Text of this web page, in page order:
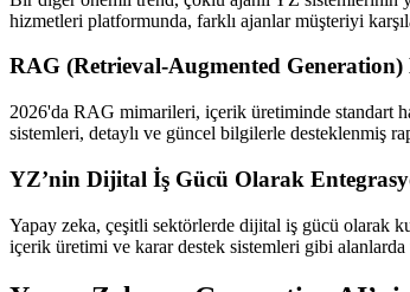
hizmetleri platformunda, farklı ajanlar müşteriyi
RAG (Retrieval-Augmented
2026'da RAG mimarileri, içerik üretiminde standart
sistemleri, detaylı ve güncel bilgilerle desteklenmiş
YZ’nin Dijital İş Gücü Olarak
Yapay zeka, çeşitli sektörlerde dijital iş gücü olarak
içerik üretimi ve karar destek sistemleri gibi alanlarda